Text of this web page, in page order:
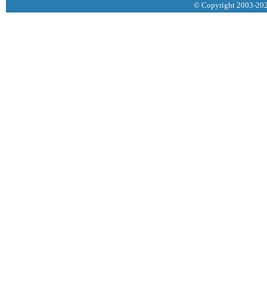
© Copyright 2003-